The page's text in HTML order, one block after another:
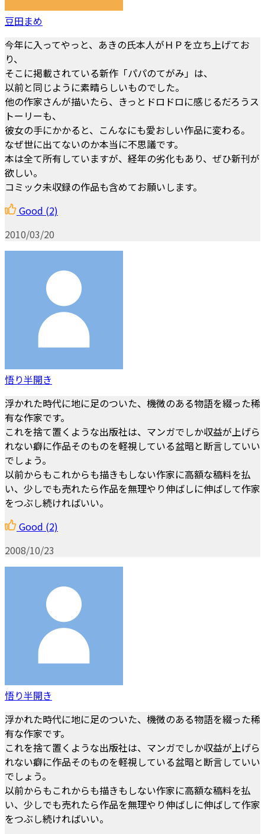
豆田まめ
今年に入ってやっと、あきの氏本人がＨＰを立ち上げてお
り、
そこに掲載されている新作「パパのてがみ」は、
以前と同じように素晴らしいものでした。
他の作家さんが描いたら、きっとドロドロに感じるだろうス
トーリーも、
彼女の手にかかると、こんなにも愛おしい作品に変わる。
なぜ世に出てないのか本当に不思議です。
本は全て所有していますが、経年の劣化もあり、ぜひ新刊が
欲しい。
コミック未収録の作品も含めてお願いします。
Good (2)
2010/03/20
悟り半開き
浮かれた時代に地に足のついた、機微のある物語を綴った稀
有な作家です。
これを捨て置くような出版社は、マンガでしか収益が上げら
れない癖に作品そのものを軽視している盆暗と断言していい
でしょう。
以前からもこれからも描きもしない作家に高額な稿料を払
い、少しでも売れたら作品を無理やり伸ばしに伸ばして作家
をつぶし続ければいい。
Good (2)
2008/10/23
悟り半開き
浮かれた時代に地に足のついた、機微のある物語を綴った稀
有な作家です。
これを捨て置くような出版社は、マンガでしか収益が上げら
れない癖に作品そのものを軽視している盆暗と断言していい
でしょう。
以前からもこれからも描きもしない作家に高額な稿料を払
い、少しでも売れたら作品を無理やり伸ばしに伸ばして作家
をつぶし続ければいい。